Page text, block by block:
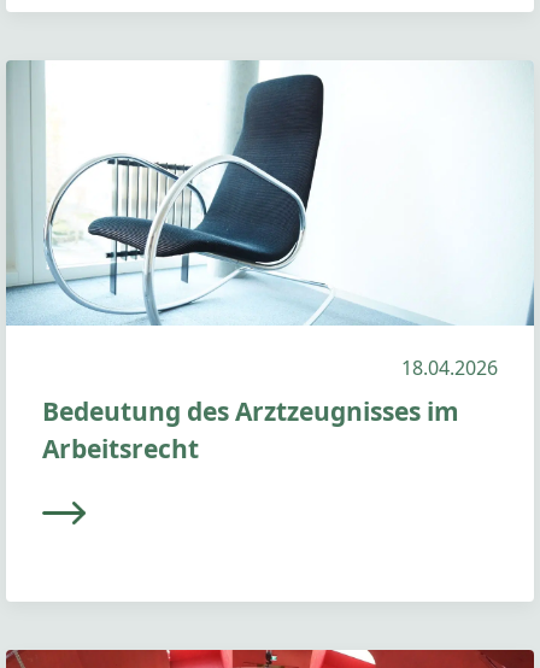
18.04.2026
Bedeutung des Arztzeugnisses im
Arbeitsrecht